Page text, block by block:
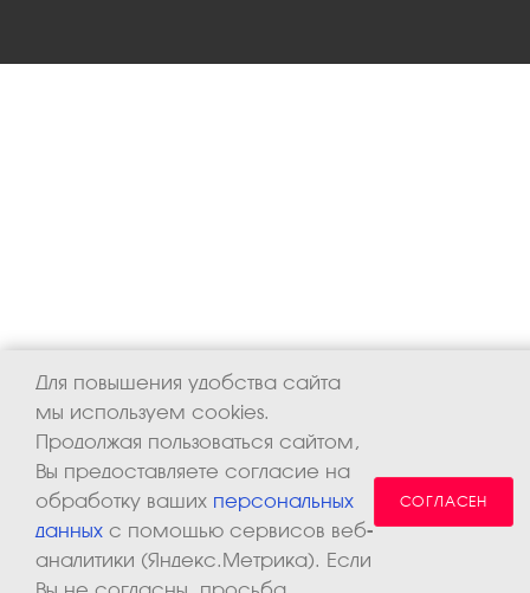
Для повышения удобства сайта
мы используем cookies.
Продолжая пользоваться сайтом,
Вы предоставляете согласие на
обработку ваших персональных
данных с помощью сервисов веб-
аналитики (Яндекс.Метрика). Если
СОГЛАСЕН